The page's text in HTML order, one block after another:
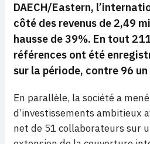
DAECH/Eastern,
côté des revenus de 2,49
hausse de 39%. En tout
références ont été
sur la période, contre 96
En parallèle, la société a
d’investissements ambitieux
net de 51 collaborateurs sur